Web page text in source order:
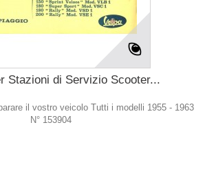
Stazioni di Servizio Scooter...
il vostro veicolo Tutti i modelli 1955 - 1963
N° 153904